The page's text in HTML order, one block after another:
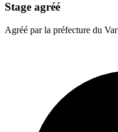
Stage agréé
Agréé par la préfecture du Var